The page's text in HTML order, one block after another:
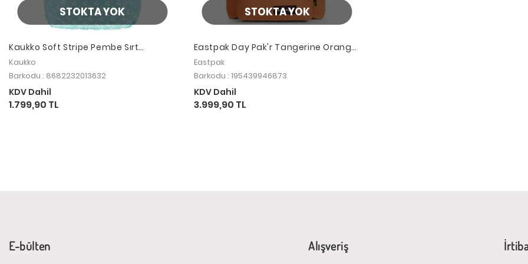
STOKTA YOK
Kaukko Soft Stripe Pembe Sırt
Çantası K1363
Kaukko
Barkodu : 8682232013632
KDV Dahil
1.799,90 TL
STOKTA YOK
Eastpak Day Pak'r Tangerine Orange
Sırt Çantası
Eastpak
Barkodu : 195439946873
KDV Dahil
3.999,90 TL
E-bülten Alışveriş